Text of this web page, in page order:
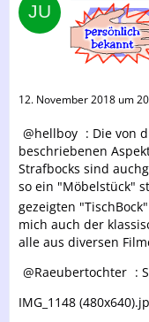
12. November 2018 um
hellboy : Die von
beschriebenen
Strafbocks sind
so ein "Möbelstück"
gezeigten
mich auch der
alle aus diversen
Raeubertochter :
IMG_1148